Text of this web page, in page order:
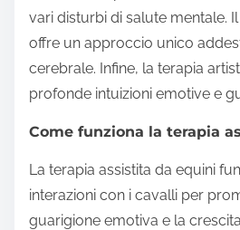
vari disturbi di salute mentale.
offre un approccio unico
cerebrale. Infine, la terapia
profonde intuizioni emotive e
Come funziona la terapia
La terapia assistita da equini
interazioni con i cavalli per
guarigione emotiva e la